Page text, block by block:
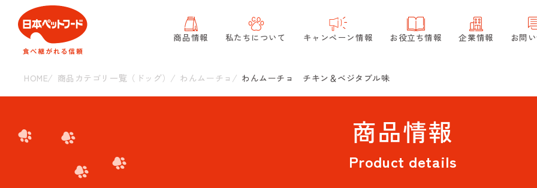
商品情報 私たちについて キャンペーン情報 お役立ち情報 企業情報 お問
HOME 商品カテゴリ一覧（ドッグ） わんムーチョ わんムーチョ チキン＆ベジタブル味
商品情報
Product details